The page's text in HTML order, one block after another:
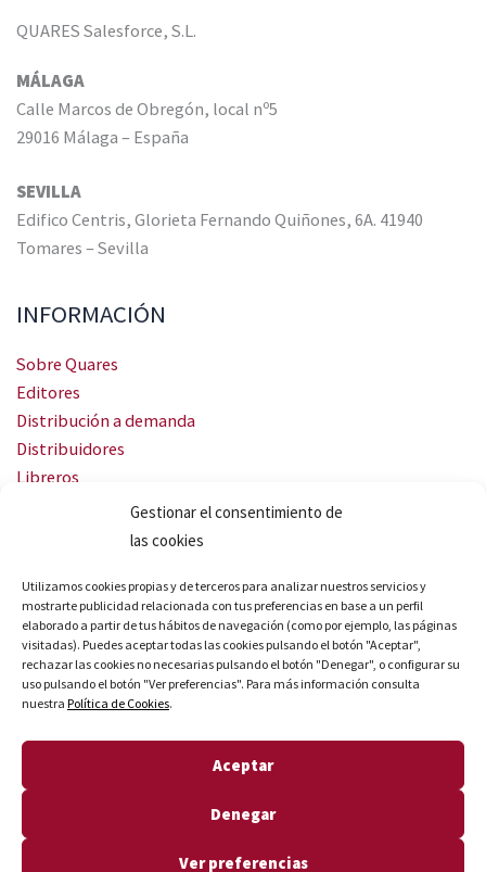
Gestionar el consentimiento de
las cookies
Utilizamos cookies propias y de terceros para analizar nuestros servicios y
mostrarte publicidad relacionada con tus preferencias en base a un perfil
elaborado a partir de tus hábitos de navegación (como por ejemplo, las páginas
visitadas). Puedes aceptar todas las cookies pulsando el botón "Aceptar",
rechazar las cookies no necesarias pulsando el botón "Denegar", o configurar su
uso pulsando el botón "Ver preferencias". Para más información consulta
nuestra Política de Cookies.
Aceptar
Denegar
Ver preferencias
QUARES Salesforce, S.L.
MÁLAGA
Calle Marcos de Obregón, local nº5
29016 Málaga – España
SEVILLA
Edifico Centris, Glorieta Fernando Quiñones, 6A. 41940
Tomares – Sevilla
INFORMACIÓN
Sobre Quares
Editores
Distribución a demanda
Distribuidores
Libreros
Servicio Landingweb
Crea tu audiobook
Aviso legal
Política de cookies
Declaración de accesibilidad